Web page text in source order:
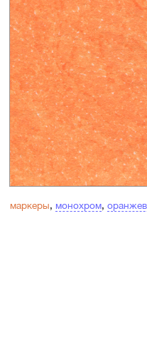
маркеры, монохром,